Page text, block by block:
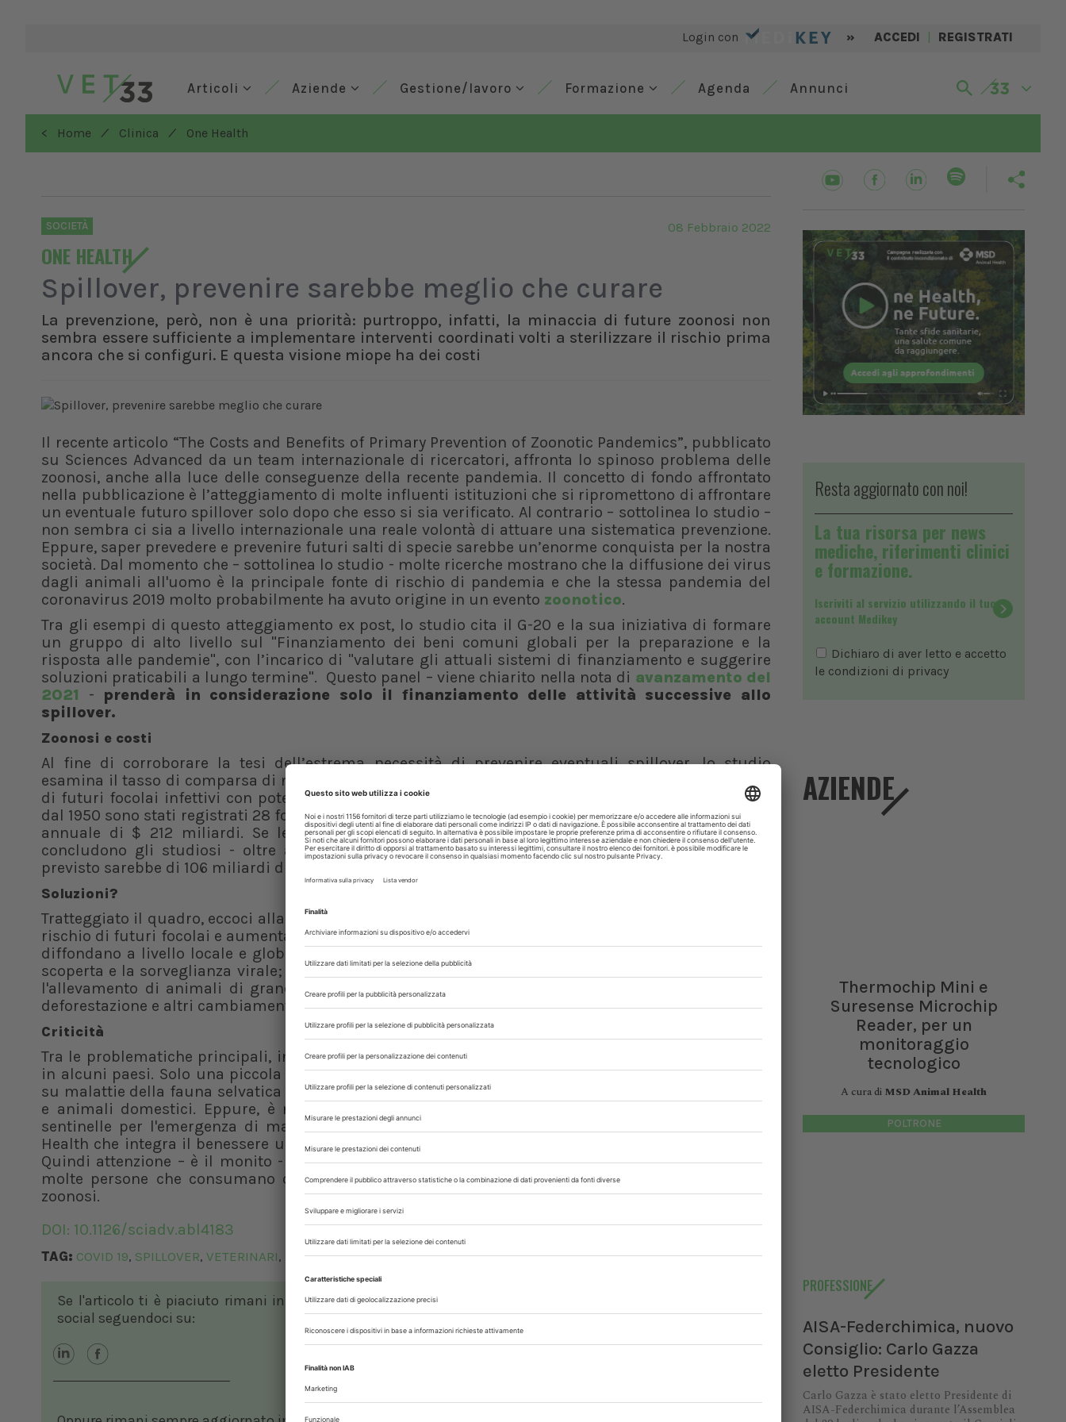
Login con » ACCEDI | REGISTRATI
Articoli Aziende Gestione/lavoro Formazione Agenda Annunci
< Home / Clinica / One Health
SOCIETÀ
ONE HEALTH
08 Febbraio 2022
Spillover, prevenire sarebbe meglio che curare
La prevenzione, però, non è una priorità: purtroppo, infatti, la minaccia di future zoonosi non
sembra essere sufficiente a implementare interventi coordinati volti a sterilizzare il rischio prima
ancora che si configuri. E questa visione miope ha dei costi
Il recente articolo “The Costs and Benefits of Primary Prevention of Zoonotic Pandemics”, pubblicato
su Sciences Advanced da un team internazionale di ricercatori, affronta lo spinoso problema delle
zoonosi, anche alla luce delle conseguenze della recente pandemia. Il concetto di fondo affrontato
nella pubblicazione è l’atteggiamento di molte influenti istituzioni che si ripromettono di affrontare
un eventuale futuro spillover solo dopo che esso si sia verificato. Al contrario – sottolinea lo studio –
non sembra ci sia a livello internazionale una reale volontà di attuare una sistematica prevenzione.
Eppure, saper prevedere e prevenire futuri salti di specie sarebbe un’enorme conquista per la nostra
società. Dal momento che – sottolinea lo studio - molte ricerche mostrano che la diffusione dei virus
dagli animali all'uomo è la principale fonte di rischio di pandemia e che la stessa pandemia del
coronavirus 2019 molto probabilmente ha avuto origine in un evento zoonotico.
Tra gli esempi di questo atteggiamento ex post, lo studio cita il G-20 e la sua iniziativa di formare
un gruppo di alto livello sul "Finanziamento dei beni comuni globali per la preparazione e la
risposta alle pandemie", con l’incarico di "valutare gli attuali sistemi di finanziamento e suggerire
soluzioni praticabili a lungo termine". Questo panel – viene chiarito nella nota di avanzamento del
2021 - prenderà in considerazione solo il finanziamento delle attività successive allo
spillover.
Zoonosi e costi
Al fine di corroborare la tesi dell’estrema necessità di prevenire eventuali spillover, lo studio
esamina il tasso di comparsa di nuovi virus zoonotici nel tempo e i costi necessari a ridurre i rischi
di futuri focolai infettivi con potenziale pandemico. Da questo approccio, emerge per esempio che
dal 1950 sono stati registrati 28 focolai, pari cioè a una media di 0,40 focolai all'anno e a una perdita
annuale di $ 212 miliardi. Se le azioni di prevenzione dimezzassero tali perdite economiche -
concludono gli studiosi - oltre a dimezzare i costi di mortalità, il risparmio annuo aggiuntivo
previsto sarebbe di 106 miliardi di dollari.
Soluzioni?
Tratteggiato il quadro, eccoci alla domanda del secolo: “Cosa possiamo fare per ridurre al minimo il
rischio di futuri focolai e aumentare la velocità di rilevamento di nuovi agenti patogeni prima che si
diffondano a livello locale e globale?” Tre le linee di azione prospettate dallo studio: espandere la
scoperta e la sorveglianza virale; monitorare la caccia e il commercio della fauna selvatica, nonché
l'allevamento di animali di grandi dimensioni ad alta densità per le infezioni virali; prevenire la
deforestazione e altri cambiamenti nell'uso del suolo associati all'espansione agricola.
Criticità
Tra le problematiche principali, inoltre, lo studio sottolinea la
in alcuni paesi. Solo una piccola percentuale di operatori veterinari – sottolinea la ricerca - lavora
su malattie della fauna selvatica e virus insoliti. La maggior parte si occupa di bestiame domestico
e animali domestici. Eppure, è noto come i veterinari abbiano avuto un ruolo principale come
sentinelle per l'emergenza di malattie. Sono stati, infatti, i principali fautori del concetto di One
Health che integra il benessere umano e animale in senso lato e le malattie infettive in particolare.
Quindi attenzione – è il monito - un paese con pochi veterinari, molte specie di bacini artificiali e
molte persone che consumano o commerciano fauna selvatica sarà maggiormente a rischio di
zoonosi.
DOI: 10.1126/sciadv.abl4183
TAG: COVID 19, SPILLOVER, VETERINARI, ZOONOSI
Se l'articolo ti è piaciuto rimani in contatto con noi sui nostri canali
social seguendoci su:
Resta aggiornato con noi!
La tua risorsa per news
mediche, riferimenti clinici
e formazione.
Iscriviti al servizio utilizzando il tuo
account Medikey
Dichiaro di aver letto e accetto
le condizioni di privacy
AZIENDE
Thermochip Mini e
Suresense Microchip
Reader, per un
monitoraggio
tecnologico
A cura di MSD Animal Health
POLTRONE
PROFESSIONE
AISA-Federchimica, nuovo
Consiglio: Carlo Gazza
eletto Presidente
Carlo Gazza è stato eletto Presidente di
AISA-Federchimica durante l’Assemblea